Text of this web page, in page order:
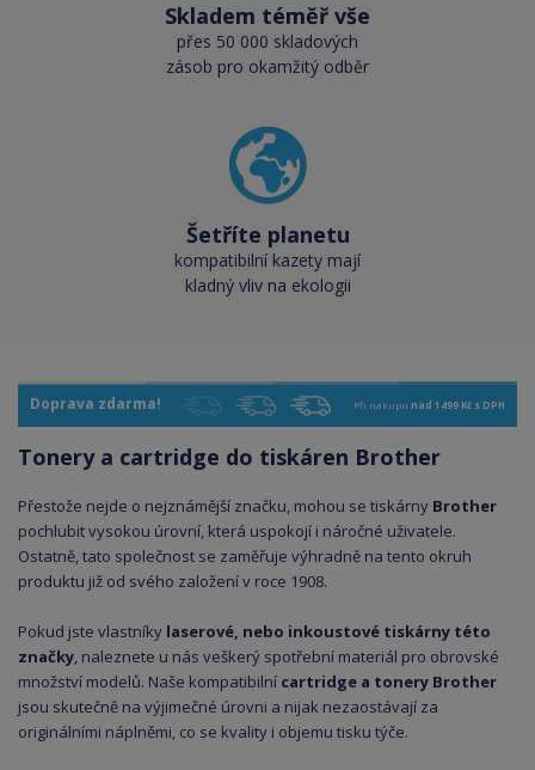
Skladem téměř vše
přes 50 000 skladových
zásob pro okamžitý odběr
Šetříte planetu
kompatibilní kazety mají
kladný vliv na ekologii
Doprava zdarma! Při nákupu nad 1499 Kč s DPH
Tonery a cartridge do tiskáren Brother
Přestože nejde o nejznámější značku, mohou se tiskárny Brother
pochlubit vysokou úrovní, která uspokojí i náročné uživatele.
Ostatně, tato společnost se zaměřuje výhradně na tento okruh
produktu již od svého založení v roce 1908.
Pokud jste vlastníky laserové, nebo inkoustové tiskárny této
značky, naleznete u nás veškerý spotřební materiál pro obrovské
množství modelů. Naše kompatibilní cartridge a tonery Brother
jsou skutečně na výjimečné úrovni a nijak nezaostávají za
originálními náplněmi, co se kvality i objemu tisku týče.